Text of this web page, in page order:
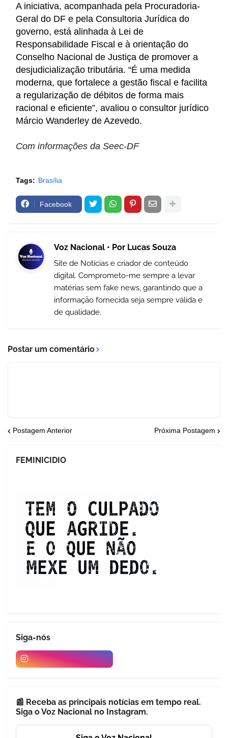
A iniciativa, acompanhada pela Procuradoria-
Geral do DF e pela Consultoria Jurídica do
governo, está alinhada à Lei de
Responsabilidade Fiscal e à orientação do
Conselho Nacional de Justiça de promover a
desjudicialização tributária. “É uma medida
moderna, que fortalece a gestão fiscal e facilita
a regularização de débitos de forma mais
racional e eficiente”, avaliou o consultor jurídico
Márcio Wanderley de Azevedo.
Com informações da Seec-DF
Tags: Brasília
Facebook
Voz Nacional • Por Lucas Souza
Site de Notícias e criador de conteúdo
digital. Comprometo-me sempre a levar
matérias sem fake news, garantindo que a
informação fornecida seja sempre válida e
de qualidade.
Postar um comentário
Postagem Anterior Próxima Postagem
FEMINICIDIO
Siga-nós
📰 Receba as principais notícias em tempo real.
Siga o Voz Nacional no Instagram.